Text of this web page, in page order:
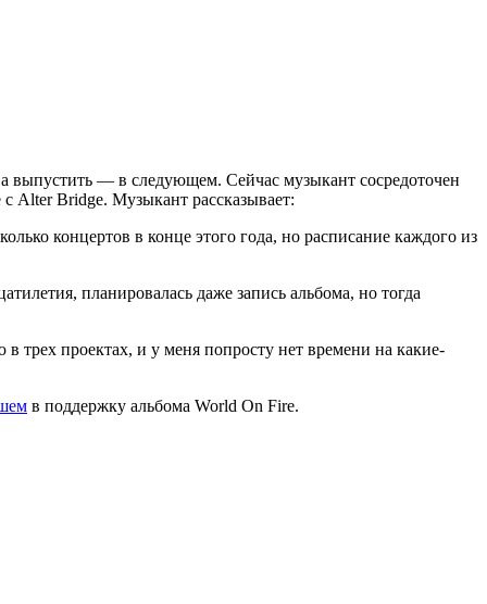
выпустить — в следующем. Сейчас музыкант сосредоточен
Alter Bridge. Музыкант рассказывает:
концертов в конце этого года, но расписание каждого из
планировалась даже запись альбома, но тогда
проектах, и у меня попросту нет времени на какие-
в поддержку альбома World On Fire.